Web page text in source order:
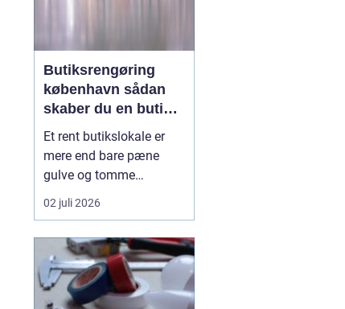
Butiksrengøring
københavn sådan
skaber du en butik,
kunderne har lyst til
at komme tilbage til
Et rent butikslokale er
mere end bare pæne
gulve og tomme
skraldespande.
Rengøringen påvirker
førstehåndsindtryk, hvor
længe de bliver i
butikken, og om de
02 juli 2026